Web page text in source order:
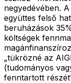
negyedévében.
együttes felső
beruházások
költségek
„tükrözné az
(tudományos
fenntartott